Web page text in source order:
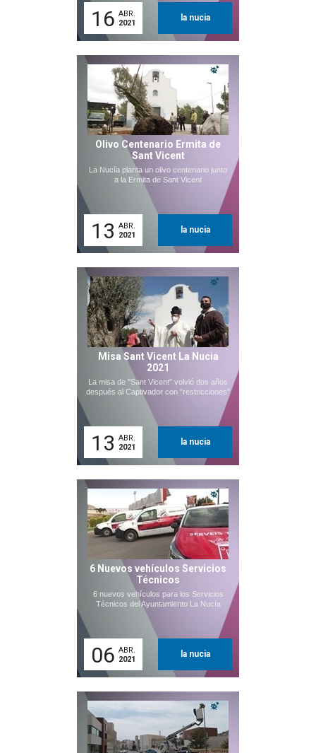
16 ABR.
2021
la nucia
Olivo Centenario Ermita de
Sant Vicent
La Nucía planta un olivo centenario junto
a la Ermita de Sant Vicent
13 ABR.
2021
la nucia
Misa Sant Vicent La Nucia
2021
La misa de "Sant Vicent" volvió dos años
después al Captivador con "restricciones"
13 ABR.
2021
la nucia
6 Nuevos vehículos Servicios
Técnicos
6 nuevos vehículos para los Servicios
Técnicos del Ayuntamiento La Nucía
06 ABR.
2021
la nucia